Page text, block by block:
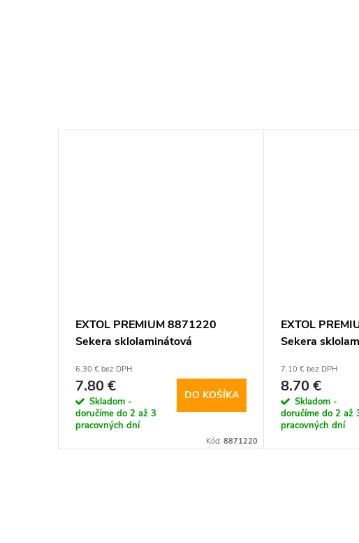
EXTOL PREMIUM 8871220
Sekera sklolaminátová
360mm
6.30 € bez DPH
7.80 €
Skladom -
doručíme do 2 až 3
pracovných dní
DO KOŠÍKA
Kód: 8871220
EXTOL
Sekera
370mm
7.10 € bez DPH
8.70 €
Skladom -
doručíme do 2 až
pracovných dní